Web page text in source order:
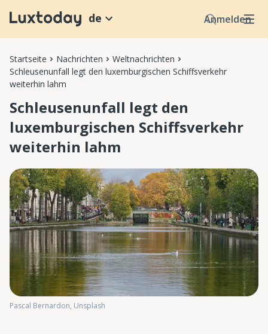
Anmelden
de
Startseite Nachrichten
Weltnachrichten
Schleusenunfall legt den luxemburgischen Schiffsverkehr
weiterhin lahm
Schleusenunfall legt den
luxemburgischen Schiffsverkehr
weiterhin lahm
Pascal Bernardon, Unsplash